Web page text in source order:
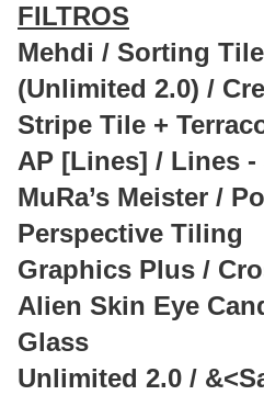
FILTROS
Mehdi / Sorting
(Unlimited 2.0) /
Stripe Tile +
AP [Lines] / Lines
MuRa’s Meister /
Perspective Tiling
Graphics Plus /
Alien Skin Eye
Glass
Unlimited 2.0 /